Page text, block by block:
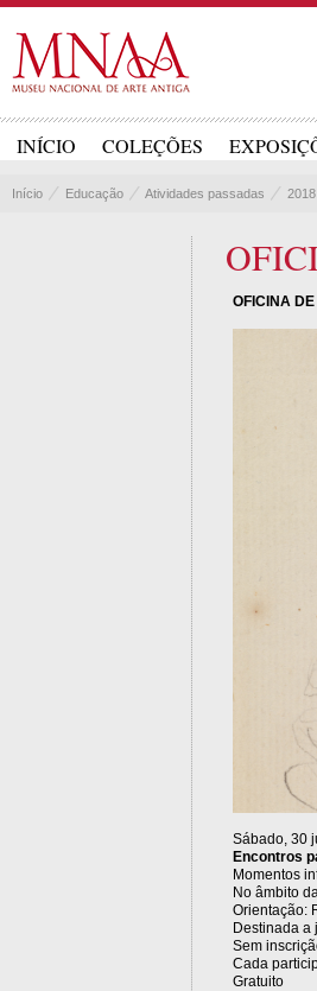
INÍCIO COLEÇÕES
Início Educação Atividades passadas 2018
OFICINA
Sábado, 30
Encontros
Momentos
No âmbito
Orientação:
Destinada a
Sem
Cada
Gratuito